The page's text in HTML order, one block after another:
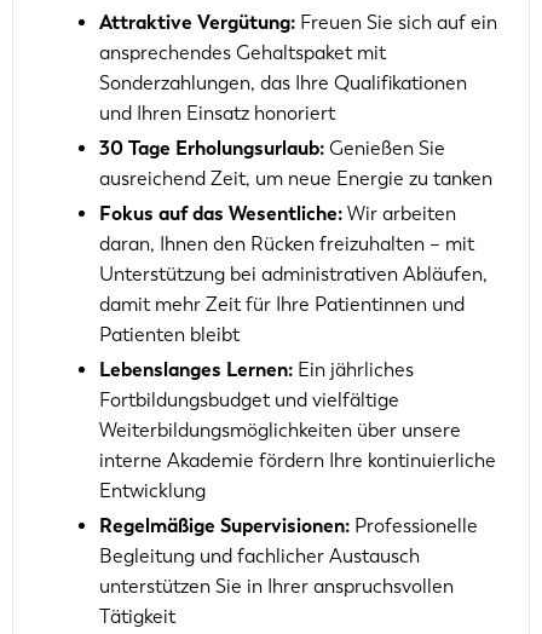
Attraktive Vergütung: Freuen Sie sich auf ein
ansprechendes Gehaltspaket mit
Sonderzahlungen, das Ihre Qualifikationen
und Ihren Einsatz honoriert
30 Tage Erholungsurlaub: Genießen Sie
ausreichend Zeit, um neue Energie zu tanken
Fokus auf das Wesentliche: Wir arbeiten
daran, Ihnen den Rücken freizuhalten – mit
Unterstützung bei administrativen Abläufen,
damit mehr Zeit für Ihre Patientinnen und
Patienten bleibt
Lebenslanges Lernen: Ein jährliches
Fortbildungsbudget und vielfältige
Weiterbildungsmöglichkeiten über unsere
interne Akademie fördern Ihre kontinuierliche
Entwicklung
Regelmäßige Supervisionen: Professionelle
Begleitung und fachlicher Austausch
unterstützen Sie in Ihrer anspruchsvollen
Tätigkeit